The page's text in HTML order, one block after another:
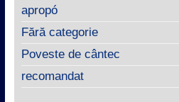
apropó
Fără categorie
Poveste de cântec
recomandat